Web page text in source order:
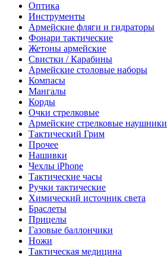
Оптика
Инструменты
Армейские фляги и гидраторы
Фонари тактические
Жетоны армейские
Свистки / Карабины
Армейские столовые наборы
Компасы
Мангалы
Корды
Очки стрелковые
Армейские стрелковые наушники
Тактический Грим
Прочее
Нашивки
Чехлы iPhone
Тактические часы
Ручки тактические
Химический источник света
Браслеты
Прицелы
Газовые баллончики
Ножи
Тактическая медицина